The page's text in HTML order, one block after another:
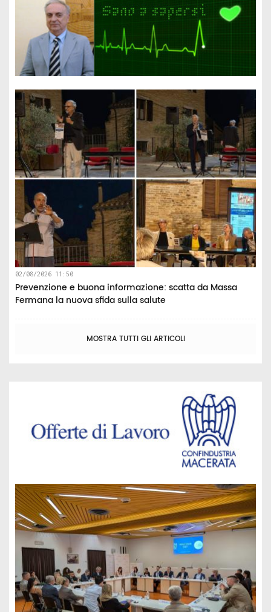
02/08/2026 11:50
Prevenzione e buona informazione: scatta da Massa
Fermana la nuova sfida sulla salute
MOSTRA TUTTI GLI ARTICOLI